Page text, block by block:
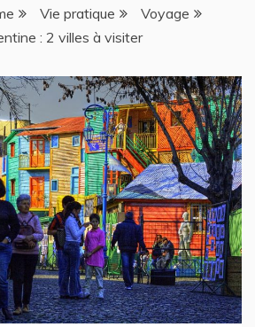
Vie pratique
Voyage
: 2 villes à visiter